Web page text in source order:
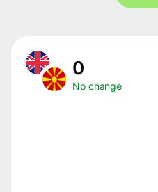
0
No change